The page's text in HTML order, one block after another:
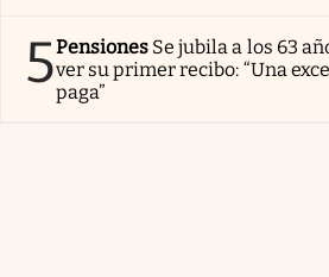
5Pensiones Se jubila a los 63
ver su primer recibo: “Una
paga”